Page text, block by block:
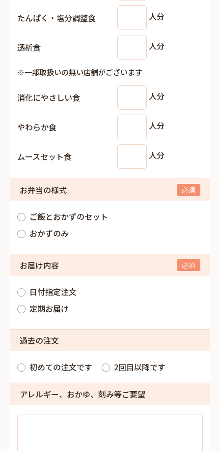
たんぱく・塩分調整食 人分
透析食 人分
※一部取扱いの無い店舗がございます
消化にやさしい食 人分
やわらか食 人分
ムースセット食 人分
お弁当の様式
ご飯とおかずのセット
おかずのみ
お届け内容
日付指定注文
定期お届け
過去の注文
初めての注文です 2回目以降です
アレルギー、おかゆ、刻み等ご要望